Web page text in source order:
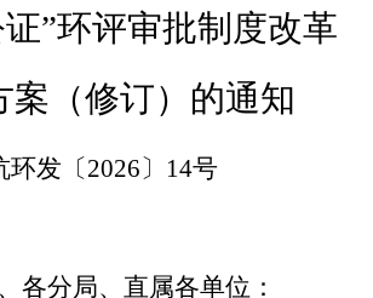
”环评审批制度改革
案（修订）的通知
环发〔2026〕14号
各分局、直属各单位：